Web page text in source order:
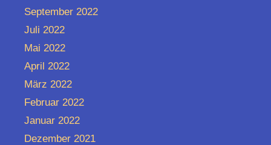
September 2022
Juli 2022
Mai 2022
April 2022
März 2022
Februar 2022
Januar 2022
Dezember 2021